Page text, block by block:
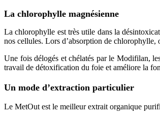
La chlorophylle magnésienne
La chlorophylle est très utile dans la
nos cellules. Lors d’absorption de chlorophylle,
Une fois délogés et chélatés par le Modifilan,
travail de détoxification du foie et améliore la
Un mode d’extraction particulier
Le MetOut est le meilleur extrait organique